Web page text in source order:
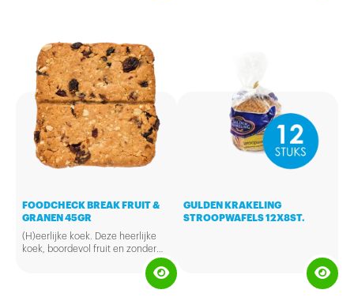
FOODCHECK BREAK FRUIT &
GRANEN 45GR
(H)eerlijke koek. Deze heerlijke
koek, boordevol fruit en zonder
onnodige toevoegingen, is 100%
natuurlijk en zit boordevol vezels.
Ambachtelijke gebakken, alleen
GULDEN KRAKELING
STROOPWAFELS 12X8ST.